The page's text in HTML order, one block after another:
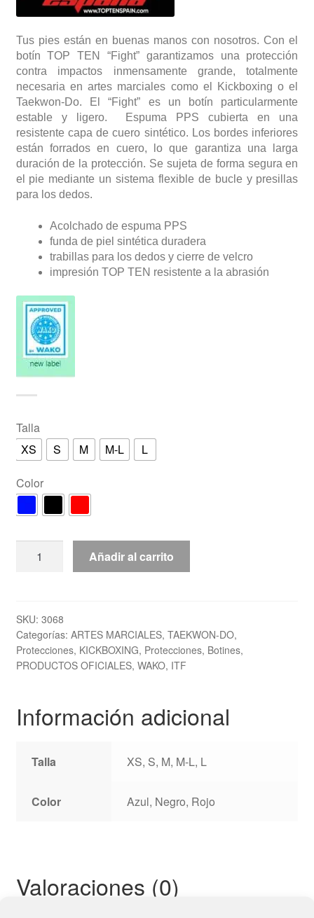
Tus pies están en buenas manos con nosotros. Con el
botín TOP TEN “Fight” garantizamos una protección
contra impactos inmensamente grande, totalmente
necesaria en artes marciales como el Kickboxing o el
Taekwon-Do. El “Fight” es un botín particularmente
estable y ligero. Espuma PPS cubierta en una
resistente capa de cuero sintético. Los bordes inferiores
están forrados en cuero, lo que garantiza una larga
duración de la protección. Se sujeta de forma segura en
el pie mediante un sistema flexible de bucle y presillas
para los dedos.
Acolchado de espuma PPS
funda de piel sintética duradera
trabillas para los dedos y cierre de velcro
impresión TOP TEN resistente a la abrasión
Talla
XS
S M M-L L
Color
"Fight"
cantidad
Añadir al carrito
SKU: 3068
Categorías: ARTES MARCIALES, TAEKWON-DO,
Protecciones, KICKBOXING, Protecciones, Botines,
PRODUCTOS OFICIALES, WAKO, ITF
Información adicional
Talla XS, S, M, M-L, L
Color Azul, Negro, Rojo
Valoraciones (0)